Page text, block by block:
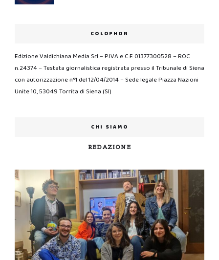
COLOPHON
Edizione Valdichiana Media Srl – P.IVA e C.F. 01377300528 – ROC
n.24374 – Testata giornalistica registrata presso il Tribunale di Siena
con autorizzazione n°1 del 12/04/2014 – Sede legale Piazza Nazioni
Unite 10, 53049 Torrita di Siena (SI)
CHI SIAMO
REDAZIONE